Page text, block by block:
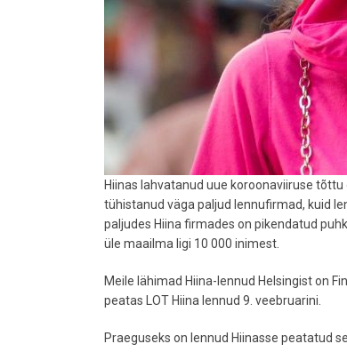
Hiinas lahvatanud uue koroonaviiruse
tühistanud väga paljud lennufirmad, kuid
paljudes Hiina firmades on pikendatud
üle maailma ligi 10 000 inimest.
Meile lähimad Hiina-lennud Helsingist on
peatas LOT Hiina lennud 9. veebruarini.
Praeguseks on lennud Hiinasse peatatud